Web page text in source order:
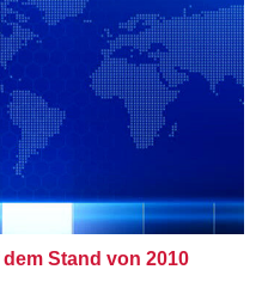
Stand von 2010